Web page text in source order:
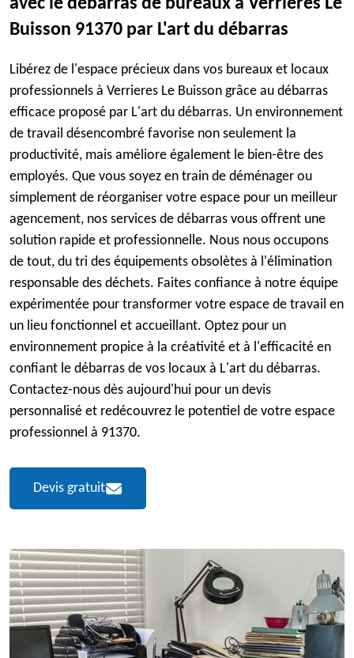
avec le débarras de bureaux à Verrieres Le
Buisson 91370 par L'art du débarras
Libérez de l'espace précieux dans vos bureaux et locaux
professionnels à Verrieres Le Buisson grâce au débarras
efficace proposé par L'art du débarras. Un environnement
de travail désencombré favorise non seulement la
productivité, mais améliore également le bien-être des
employés. Que vous soyez en train de déménager ou
simplement de réorganiser votre espace pour un meilleur
agencement, nos services de débarras vous offrent une
solution rapide et professionnelle. Nous nous occupons
de tout, du tri des équipements obsolètes à l'élimination
responsable des déchets. Faites confiance à notre équipe
expérimentée pour transformer votre espace de travail en
un lieu fonctionnel et accueillant. Optez pour un
environnement propice à la créativité et à l'efficacité en
confiant le débarras de vos locaux à L'art du débarras.
Contactez-nous dès aujourd'hui pour un devis
personnalisé et redécouvrez le potentiel de votre espace
professionnel à 91370.
Devis gratuit